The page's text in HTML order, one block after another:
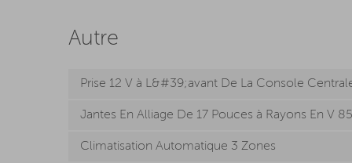
Autre
Prise 12 V à L&#39;avant De La Console
Jantes En Alliage De 17 Pouces à Rayons En V
Climatisation Automatique 3 Zones